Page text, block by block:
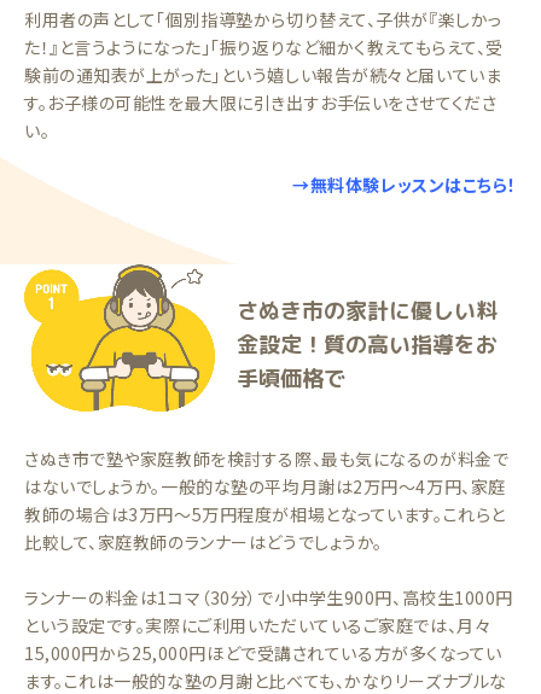
利用者の声として「個別指導塾から切り替えて、子供が『楽しかっ
た！』と言うようになった」「振り返りなど細かく教えてもらえて、受
験前の通知表が上がった」という嬉しい報告が続々と届いていま
す。お子様の可能性を最大限に引き出すお手伝いをさせてくださ
い。
→無料体験レッスンはこちら！
さぬき市の家計に優しい料
金設定！質の高い指導をお
手頃価格で
さぬき市で塾や家庭教師を検討する際、最も気になるのが料金で
はないでしょうか。一般的な塾の平均月謝は2万円〜4万円、家庭
教師の場合は3万円〜5万円程度が相場となっています。これらと
比較して、家庭教師のランナーはどうでしょうか。
ランナーの料金は1コマ（30分）で小中学生900円、高校生1000円
という設定です。実際にご利用いただいているご家庭では、月々
15,000円から25,000円ほどで受講されている方が多くなってい
ます。これは一般的な塾の月謝と比べても、かなりリーズナブルな